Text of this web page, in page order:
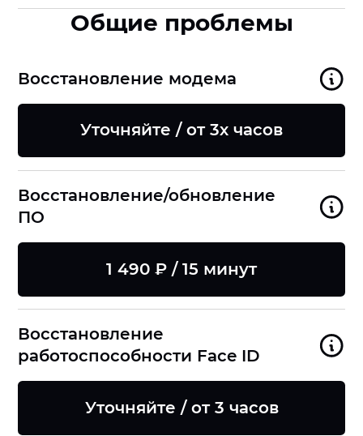
Общие проблемы
Восстановление модема
Уточняйте / от 3х часов
Восстановление/обновление
ПО
1 490 ₽ / 15 минут
Восстановление
работоспособности Face ID
Уточняйте / от 3 часов